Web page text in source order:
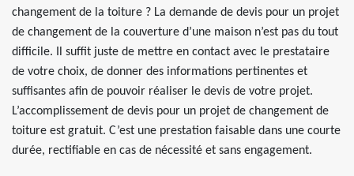
changement de la toiture ? La demande de devis pour un projet
de changement de la couverture d’une maison n’est pas du tout
difficile. Il suffit juste de mettre en contact avec le prestataire
de votre choix, de donner des informations pertinentes et
suffisantes afin de pouvoir réaliser le devis de votre projet.
L’accomplissement de devis pour un projet de changement de
toiture est gratuit. C’est une prestation faisable dans une courte
durée, rectifiable en cas de nécessité et sans engagement.